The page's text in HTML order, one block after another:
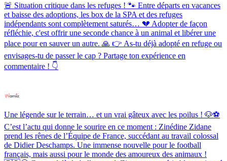
🚨 Situation critique dans les refuges ! 🐾 Entre départs en vacances
et baisse des adoptions, les box de la SPA et des refuges
indépendants sont complètement saturés… 💔 Adopter de façon
réfléchie, c'est offrir une seconde chance à un animal et libérer une
place pour en sauver un autre. 🙏 👉 As-tu déjà adopté en refuge ou
envisages-tu de passer le cap ? Partage ton expérience en
commentaire ! 👇
Une légende sur le terrain… et un vrai gâteux avec les poilus ! 🐶⚽️
C’est l’actu qui donne le sourire en ce moment : Zinédine Zidane
prend les rênes de l’Équipe de France, succédant au travail colossal
de Didier Deschamps. Une immense nouvelle pour le football
français, mais aussi pour le monde des amoureux des animaux !